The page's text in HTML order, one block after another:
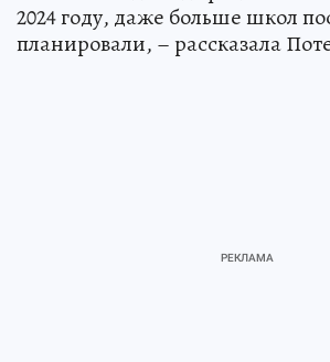
2024 году, даже больше школ
планировали, – рассказала